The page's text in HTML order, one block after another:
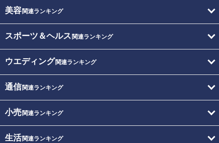
美容関連ランキング
スポーツ＆ヘルス 関連ランキング
ウエディング関連ランキング
通信関連ランキング
小売関連ランキング
生活関連ランキング